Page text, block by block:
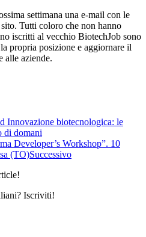
settimana una e-mail con le
Tutti coloro che non hanno
iscritti al vecchio BiotechJob sono
propria posizione e aggiornare il
alle aziende.
Innovazione biotecnologica: le
di domani
Developer’s Workshop”. 10
(TO)Successivo
Iscriviti!